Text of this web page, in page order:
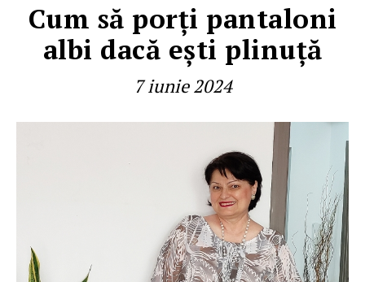
Cum să porţi pantaloni
albi dacă eşti plinuţă
7 iunie 2024